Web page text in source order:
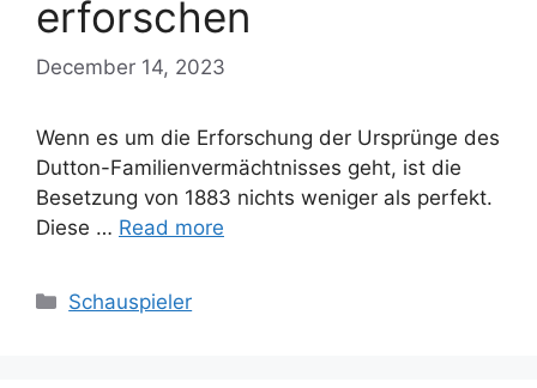
erforschen
December 14, 2023
Wenn es um die Erforschung der Ursprünge des
Dutton-Familienvermächtnisses geht, ist die
Besetzung von 1883 nichts weniger als perfekt.
Diese … Read more
Categories
Schauspieler